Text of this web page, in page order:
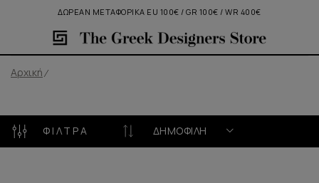
ΔΩΡΕΑΝ ΜΕΤΑΦΟΡΙΚΑ EU 100€ / GR 100€ / WR 400€
Αρχική
ΦΊΛΤΡΑ ΔΗΜΟΦΙΛΉ